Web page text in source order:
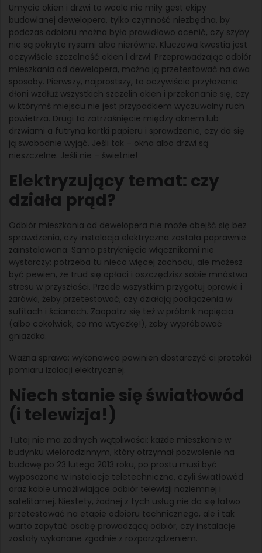
Umycie okien i drzwi to wcale nie miły gest ekipy
budowlanej dewelopera, tylko czynność niezbędna, by
podczas odbioru można było prawidłowo ocenić, czy szyby
nie są pokryte rysami albo nierówne. Kluczową kwestią jest
oczywiście szczelność okien i drzwi. Przeprowadzając odbiór
mieszkania od dewelopera, można ją przetestować na dwa
sposoby. Pierwszy, najprostszy, to oczywiście przyłożenie
dłoni wzdłuż wszystkich szczelin okien i przekonanie się, czy
w którymś miejscu nie jest przypadkiem wyczuwalny ruch
powietrza. Drugi to zatrzaśnięcie między oknem lub
drzwiami a futryną kartki papieru i sprawdzenie, czy da się
ją swobodnie wyjąć. Jeśli tak – okna albo drzwi są
nieszczelne. Jeśli nie – świetnie!
Elektryzujący temat: czy
działa prąd?
Odbiór mieszkania od dewelopera nie może obejść się bez
sprawdzenia, czy instalacja elektryczna została poprawnie
zainstalowana. Samo pstryknięcie włącznikami nie
wystarczy: potrzeba tu nieco więcej zachodu, ale możesz
być pewien, że trud się opłaci i oszczędzisz sobie mnóstwa
stresu w przyszłości. Przede wszystkim przygotuj oprawki i
żarówki, żeby przetestować, czy działają podłączenia w
sufitach i ścianach. Zaopatrz się też w próbnik napięcia
(albo cokolwiek, co ma wtyczkę!), żeby wypróbować
gniazdka.
Ważna sprawa: wykonawca powinien dostarczyć ci protokół
pomiaru izolacji elektrycznej.
Niech stanie się światłowód
(i telewizja!)
Tutaj nie ma żadnych wątpliwości: każde mieszkanie w
budynku wielorodzinnym, który otrzymał pozwolenie na
budowę po 23 lutego 2013 roku, po prostu musi być
wyposażone w instalacje teletechniczne, czyli światłowód
oraz kable umożliwiające odbiór telewizji naziemnej i
satelitarnej. Niestety, żadnej z tych usług nie da się łatwo
przetestować na etapie odbioru technicznego, ale i tak
warto zapytać osobę prowadzącą odbiór, czy instalacje
zostały wykonane zgodnie z rozporządzeniem.